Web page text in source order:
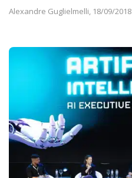
Alexandre Guglielmelli, 18/09/2018